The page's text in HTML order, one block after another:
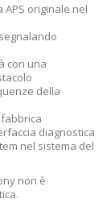
originale nel
con una
della
diagnostica
nel sistema del
non è